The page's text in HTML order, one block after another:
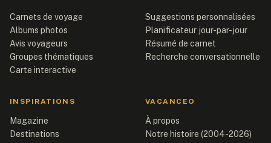
Carnets de voyage
Albums photos
Avis voyageurs
Groupes thématiques
Carte interactive
Suggestions personnalisées
Planificateur jour-par-jour
Résumé de carnet
Recherche conversationnelle
INSPIRATIONS
Magazine
Destinations
VACANCEO
À propos
Notre histoire (2004-2026)